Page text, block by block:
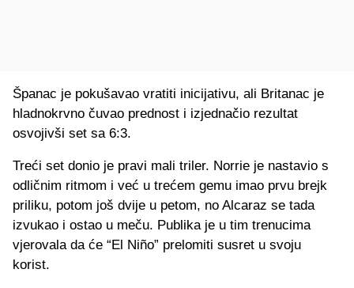
Španac je pokušavao vratiti inicijativu, ali Britanac je
hladnokrvno čuvao prednost i izjednačio rezultat
osvojivši set sa 6:3.
Treći set donio je pravi mali triler. Norrie je nastavio s
odličnim ritmom i već u trećem gemu imao prvu brejk
priliku, potom još dvije u petom, no Alcaraz se tada
izvukao i ostao u meču. Publika je u tim trenucima
vjerovala da će “El Niño” prelomiti susret u svoju
korist.